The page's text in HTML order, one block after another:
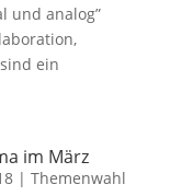
und analog”
ein
im März
| Themenwahl